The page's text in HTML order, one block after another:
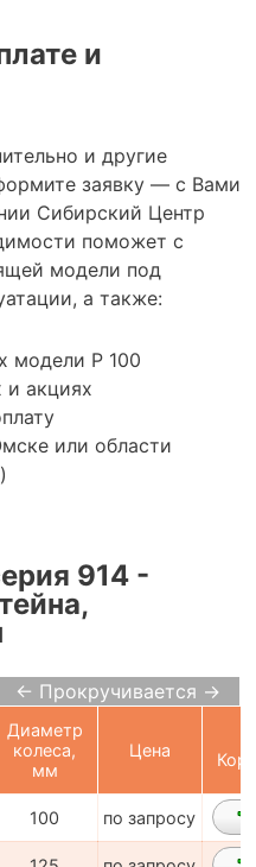
и
и другие
заявку — с Вами
Сибирский Центр
поможет с
модели под
а также:
модели P 100
акциях
или области
914 -
← Прокручивается →
Диаметр
колеса,
мм
Цена
100 по запросу